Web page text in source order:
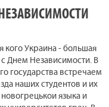
кого Украина - большая
Днем Независимости. В
государства встречаем
наших студентов и их
языка и